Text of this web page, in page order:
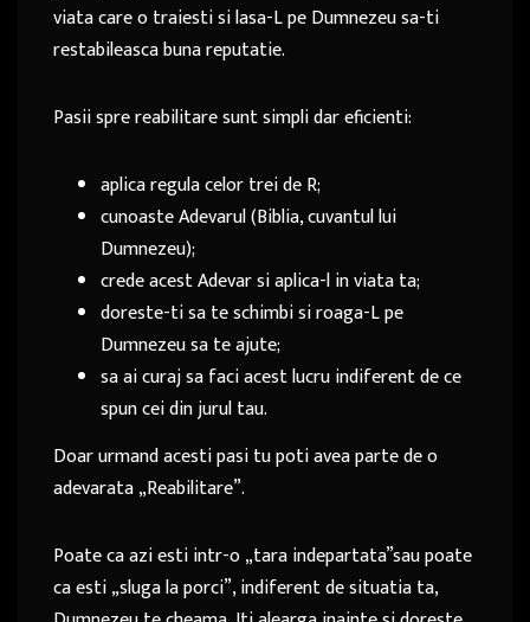
viata care o traiesti si lasa-L pe Dumnezeu sa-ti
restabileasca buna reputatie.
Pasii spre reabilitare sunt simpli dar eficienti:
aplica regula celor trei de R;
cunoaste Adevarul (Biblia, cuvantul lui
Dumnezeu);
crede acest Adevar si aplica-l in viata ta;
doreste-ti sa te schimbi si roaga-L pe
Dumnezeu sa te ajute;
sa ai curaj sa faci acest lucru indiferent de ce
spun cei din jurul tau.
Doar urmand acesti pasi tu poti avea parte de o
adevarata „Reabilitare”.
Poate ca azi esti intr-o „tara indepartata”sau poate
ca esti „sluga la porci”, indiferent de situatia ta,